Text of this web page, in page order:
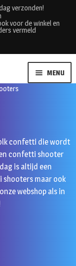
verzonden!
voor de winkel en
vermeld
MENU
confetti die wordt
confetti shooter
is altijd een
maar ook
webshop als in